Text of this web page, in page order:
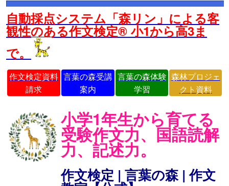
自動採点システム「森リン」による客
観性のある作文検定® 小1から高3ま
で。
作文検定資料
請求
言葉の森受講
案内
言葉の森体験
学習
森林プロジェ
クト資料
小学1年生から育てる
受験作文力、国語読解
力、記述力。
作文検定 | 言葉の森 | 作文